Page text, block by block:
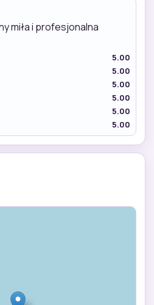
miła i profesjonalna
5.00
5.00
5.00
5.00
5.00
5.00